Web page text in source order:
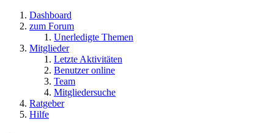
Dashboard
zum Forum
Unerledigte Themen
Mitglieder
Letzte Aktivitäten
Benutzer online
Team
Mitgliedersuche
Ratgeber
Hilfe